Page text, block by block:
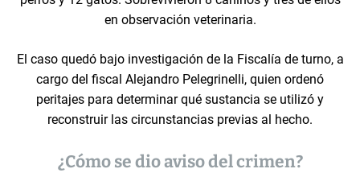
en observación veterinaria.
El caso quedó bajo investigación de la Fiscalía de turno, a
cargo del fiscal Alejandro Pelegrinelli, quien ordenó
peritajes para determinar qué sustancia se utilizó y
reconstruir las circunstancias previas al hecho.
¿Cómo se dio aviso del crimen?